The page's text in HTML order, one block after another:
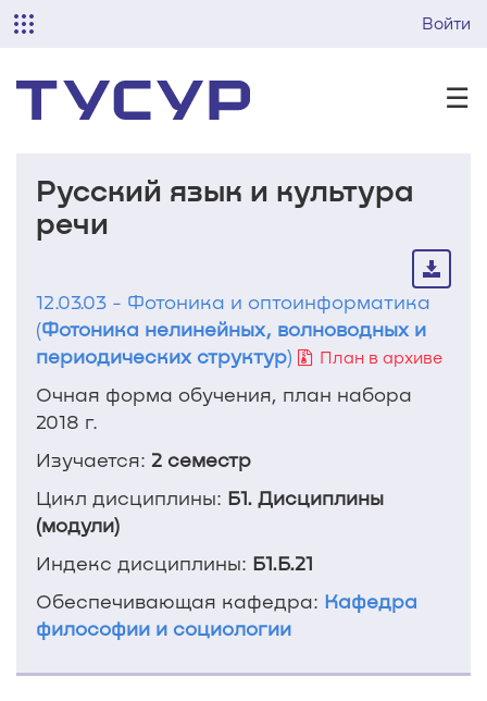
Войти
☰
Русский язык и культура
речи
12.03.03 - Фотоника и оптоинформатика
(Фотоника нелинейных, волноводных и
периодических структур) План в архиве
Очная форма обучения, план набора
2018 г.
Изучается: 2 семестр
Цикл дисциплины: Б1. Дисциплины
(модули)
Индекс дисциплины: Б1.Б.21
Обеспечивающая кафедра: Кафедра
философии и социологии